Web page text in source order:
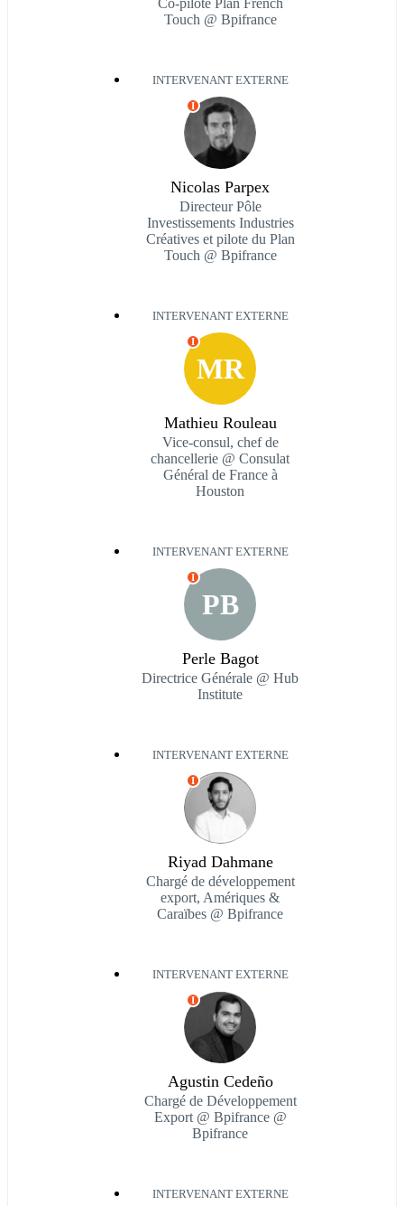
Co-pilote Plan French
Touch @ Bpifrance
INTERVENANT EXTERNE
I
Nicolas Parpex
Directeur Pôle
Investissements Industries
Créatives et pilote du Plan
Touch @ Bpifrance
INTERVENANT EXTERNE
MR
I
Mathieu Rouleau
Vice-consul, chef de
chancellerie @ Consulat
Général de France à
Houston
INTERVENANT EXTERNE
PB
I
Perle Bagot
Directrice Générale @ Hub
Institute
INTERVENANT EXTERNE
I
Riyad Dahmane
Chargé de développement
export, Amériques &
Caraïbes @ Bpifrance
INTERVENANT EXTERNE
I
Agustin Cedeño
Chargé de Développement
Export @ Bpifrance @
Bpifrance
INTERVENANT EXTERNE